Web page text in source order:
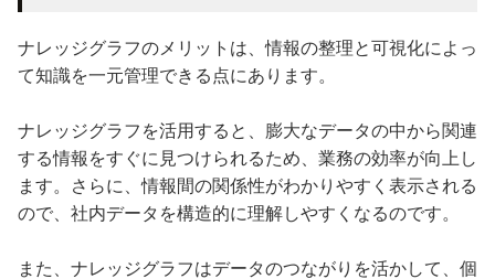
ナレッジグラフのメリットは、情報の整理と可視化によっ
て知識を一元管理できる点にあります。
ナレッジグラフを活用すると、膨大なデータの中から関連
する情報をすぐに見つけられるため、業務の効率が向上し
ます。さらに、情報間の関係性がわかりやすく表示される
ので、社内データを構造的に理解しやすくなるのです。
また、ナレッジグラフはデータのつながりを活かして、個